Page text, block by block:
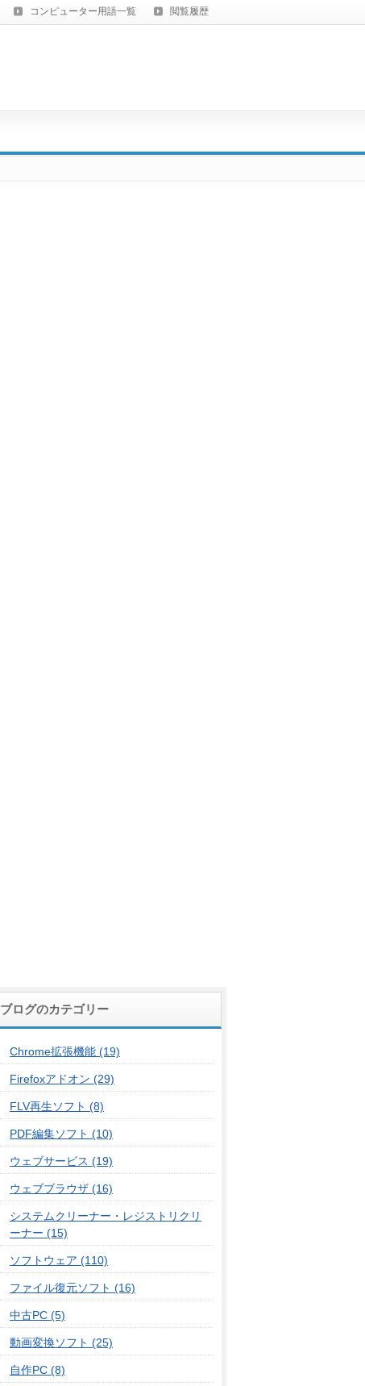
ブログのカテゴリー
Chrome拡張機能 (19)
Firefoxアドオン (29)
FLV再生ソフト (8)
PDF編集ソフト (10)
ウェブサービス (19)
ウェブブラウザ (16)
システムクリーナー・レジストリクリ
ーナー (15)
ソフトウェア (110)
ファイル復元ソフト (16)
中古PC (5)
動画変換ソフト (25)
自作PC (8)
コンピューター用語一覧 閲覧履歴